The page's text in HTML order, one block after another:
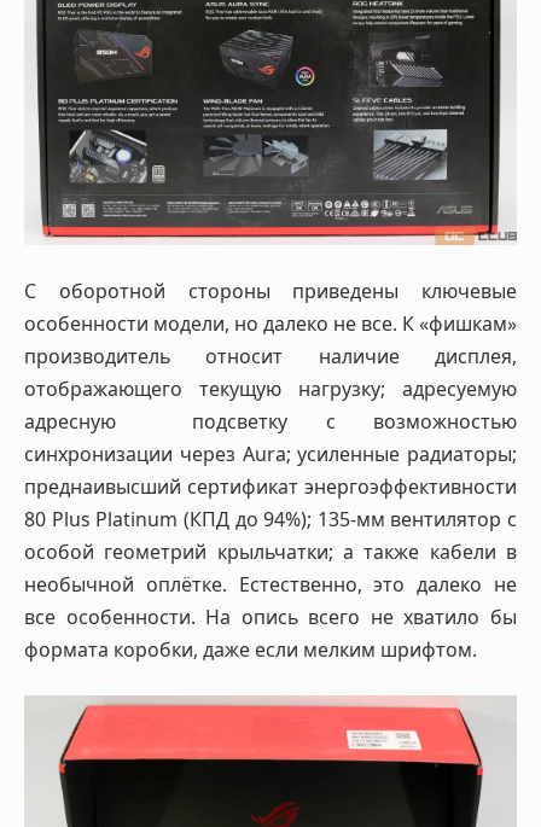
С оборотной стороны приведены ключевые
особенности модели, но далеко не все. К «фишкам»
производитель относит наличие дисплея,
отображающего текущую нагрузку; адресуемую
адресную подсветку с возможностью
синхронизации через Aura; усиленные радиаторы;
преднаивысший сертификат энергоэффективности
80 Plus Platinum (КПД до 94%); 135-мм вентилятор с
особой геометрий крыльчатки; а также кабели в
необычной оплётке. Естественно, это далеко не
все особенности. На опись всего не хватило бы
формата коробки, даже если мелким шрифтом.